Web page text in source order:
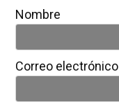
Nombre
Correo electrónico